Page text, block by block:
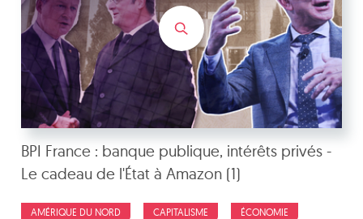
BPI France : banque publique, intérêts privés -
Le cadeau de l'État à Amazon (1)
AMÉRIQUE DU NORD CAPITALISME ÉCONOMIE